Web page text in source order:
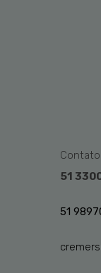
Contato
51
51